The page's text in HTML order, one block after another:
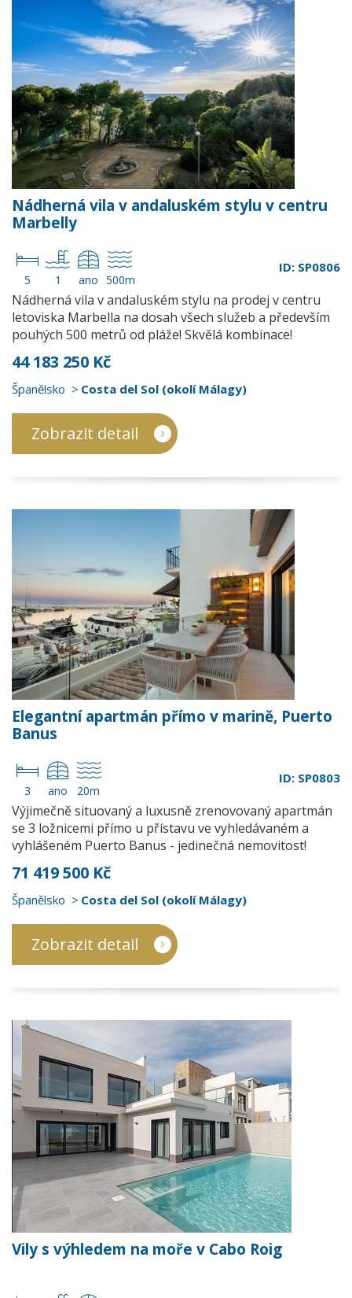
Nádherná vila v andaluském stylu v centru
Marbelly
5 1 ano 500m
ID: SP0806
Nádherná vila v andaluském stylu na prodej v centru
letoviska Marbella na dosah všech služeb a především
pouhých 500 metrů od pláže! Skvělá kombinace!
44 183 250 Kč
Španělsko Costa del Sol (okolí Málagy)
Zobrazit detail
Elegantní apartmán přímo v marině, Puerto
Banus
3 ano 20m
ID: SP0803
Výjimečně situovaný a luxusně zrenovovaný apartmán
se 3 ložnicemi přímo u přístavu ve vyhledávaném a
vyhlášeném Puerto Banus - jedinečná nemovitost!
71 419 500 Kč
Španělsko Costa del Sol (okolí Málagy)
Zobrazit detail
Vily s výhledem na moře v Cabo Roig